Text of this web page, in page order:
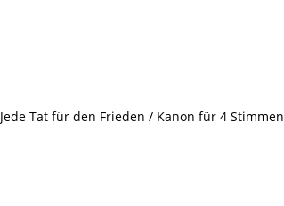
Jede Tat für den Frieden / Kanon für 4 Stimmen